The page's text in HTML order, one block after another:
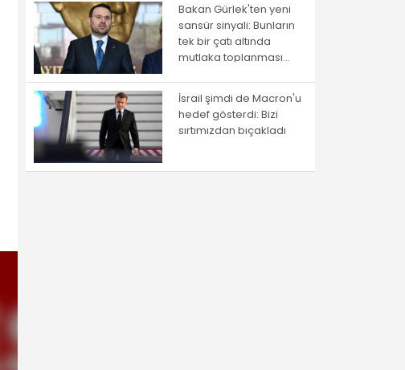
Bakan Gürlek'ten yeni
sansür sinyali: Bunların
tek bir çatı altında
mutlaka toplanması
İsrail şimdi de Macron'u
hedef gösterdi: Bizi
sırtımızdan bıçakladı